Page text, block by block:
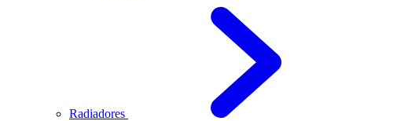
Radiadores